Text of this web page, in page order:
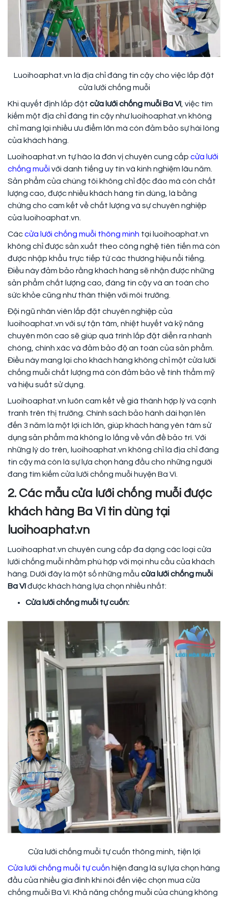
Luoihoaphat.vn là địa chỉ đáng tin cậy cho việc lắp đặt
cửa lưới chống muỗi
Khi quyết định lắp đặt cửa lưới chống muỗi Ba Vì, việc tìm
kiếm một địa chỉ đáng tin cậy như luoihoaphat.vn không
chỉ mang lại nhiều ưu điểm lớn mà còn đảm bảo sự hài lòng
của khách hàng.
Luoihoaphat.vn tự hào là đơn vị chuyên cung cấp cửa lưới
chống muỗi với danh tiếng uy tín và kinh nghiệm lâu năm.
Sản phẩm của chúng tôi không chỉ độc đáo mà còn chất
lượng cao, được nhiều khách hàng tin dùng, là bằng
chứng cho cam kết về chất lượng và sự chuyên nghiệp
của luoihoaphat.vn.
Cáccửa lưới chống muỗi thông minh tại luoihoaphat.vn
không chỉ được sản xuất theo công nghệ tiên tiến mà còn
được nhập khẩu trực tiếp từ các thương hiệu nổi tiếng.
Điều này đảm bảo rằng khách hàng sẽ nhận được những
sản phẩm chất lượng cao, đáng tin cậy và an toàn cho
sức khỏe cũng như thân thiện với môi trường.
Đội ngũ nhân viên lắp đặt chuyên nghiệp của
luoihoaphat.vn với sự tận tâm, nhiệt huyết và kỹ năng
chuyên môn cao sẽ giúp quá trình lắp đặt diễn ra nhanh
chóng, chính xác và đảm bảo độ an toàn của sản phẩm.
Điều này mang lại cho khách hàng không chỉ một cửa lưới
chống muỗi chất lượng mà còn đảm bảo về tính thẩm mỹ
và hiệu suất sử dụng.
Luoihoaphat.vn luôn cam kết về giá thành hợp lý và cạnh
tranh trên thị trường. Chính sách bảo hành dài hạn lên
đến 3 năm là một lợi ích lớn, giúp khách hàng yên tâm sử
dụng sản phẩm mà không lo lắng về vấn đề bảo trì. Với
những lý do trên, luoihoaphat.vn không chỉ là địa chỉ đáng
tin cậy mà còn là sự lựa chọn hàng đầu cho những người
đang tìm kiếm cửa lưới chống muỗi huyện Ba Vì.
2. Các mẫu cửa lưới chống muỗi được
khách hàng Ba Vì tin dùng tại
luoihoaphat.vn
Luoihoaphat.vn chuyên cung cấp đa dạng các loại cửa
lưới chống muỗi nhằm phù hợp với mọi nhu cầu của khách
hàng. Dưới đây là một số những mẫu cửa lưới chống muỗi
Ba Vìđược khách hàng lựa chọn nhiều nhất:
Cửa lưới chống muỗi tự cuốn:
Cửa lưới chống muỗi tự cuốn thông minh, tiện lợi
Cửa lưới chống muỗi tự cuốn hiện đang là sự lựa chọn hàng
đầu của nhiều gia đình khi nói đến việc chọn mua cửa
chống muỗi Ba Vì. Khả năng chống muỗi của chúng không